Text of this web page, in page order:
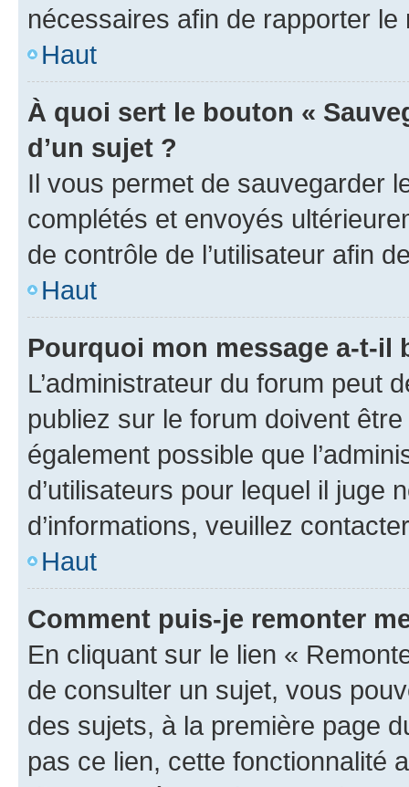
nécessaires afin de rapporter le
Haut
À quoi sert le bouton «
d’un sujet ?
Il vous permet de sauvegarder
complétés et envoyés
de contrôle de l’utilisateur afin
Haut
Pourquoi mon message a-t-il
L’administrateur du forum peut
publiez sur le forum doivent
également possible que
d’utilisateurs pour lequel il juge
d’informations, veuillez
Haut
Comment puis-je remonter
En cliquant sur le lien «
de consulter un sujet, vous
des sujets, à la première page
pas ce lien, cette fonctionnalité